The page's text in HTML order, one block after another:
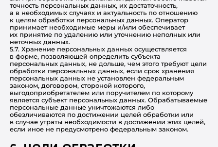
точность персональных данных, их достаточность,
а в необходимых случаях и актуальность по отношению
к целям обработки персональных данных. Оператор
принимает необходимые меры и/или обеспечивает
их принятие по удалению или уточнению неполных или
неточных данных.
5.7. Хранение персональных данных осуществляется
в форме, позволяющей определить субъекта
персональных данных, не дольше, чем этого требуют цели
обработки персональных данных, если срок хранения
персональных данных не установлен федеральным
законом, договором, стороной которого,
выгодоприобретателем или поручителем по которому
является субъект персональных данных. Обрабатываемые
персональные данные уничтожаются либо
обезличиваются по достижении целей обработки или
в случае утраты необходимости в достижении этих целей,
если иное не предусмотрено федеральным законом.